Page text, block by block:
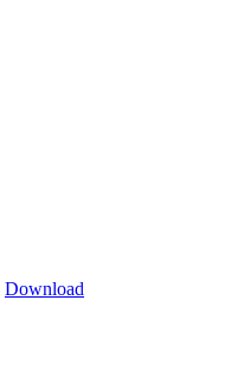
Download